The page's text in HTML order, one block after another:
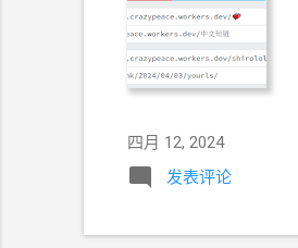
四月 12, 2024
发表评论